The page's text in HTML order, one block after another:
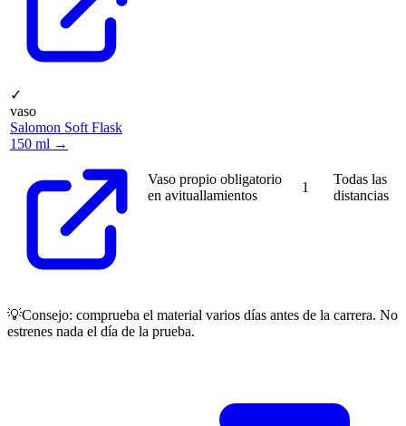
✓
vaso
Salomon Soft Flask
150 ml →
Vaso propio obligatorio
en avituallamientos
1
Todas las
distancias
💡Consejo: comprueba el material varios días antes de la carrera. No
estrenes nada el día de la prueba.